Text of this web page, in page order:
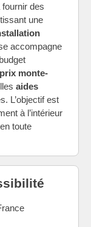
des
une
accompagne
prix monte-
aides
L’objectif est
à l’intérieur
toute